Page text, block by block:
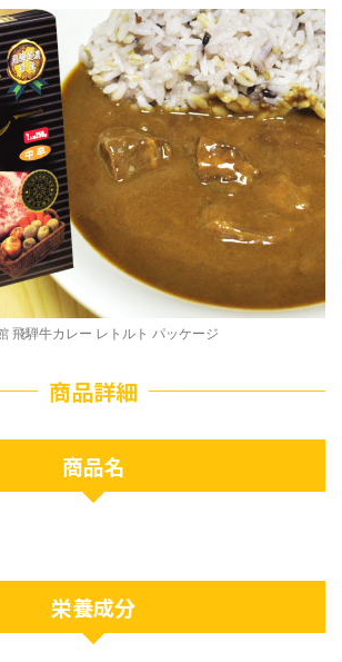
飛騨牛カレー レトルト パッケージ
商品詳細
商品名
栄養成分